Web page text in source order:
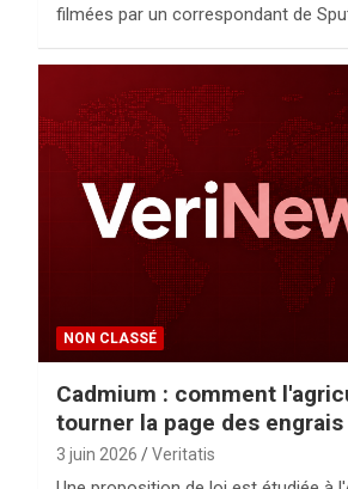
filmées par un correspondant de
NON CLASSÉ
Cadmium : comment
tourner la page des
3 juin 2026 Veritatis